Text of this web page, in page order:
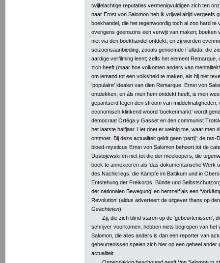
twijfelachtige reputaties vermenigvuldigen zich ten
naar Ernst von Salomon heb ik vrijwel altijd vergeefs
boekhandel, die het tegenwoordig toch al zoo hard te
overigens geenszins een verwijt van maken; boeken
niet via den boekhandel ontdekt; en zij worden
seizoensaanbieding, zooals genoemde Fallada, die
aardige verfilming leent; zelfs het element Remarque,
zich heeft (maar hoe volkomen anders van
om iemand tot een volksheld te maken, als hij niet
‘populaire’ idealen van dien Remarque. Ernst von
ontdekken, en áls men hem ontdekt heeft, is men
gepantserd tegen den stroom van middelmatigheden,
economisch klinkend woord ‘boekenmarkt’ wordt
democraat Ortéga y Gasset en den communist
het laatste halfjaar. Het doet er weinig toe, waar men
ontmoet. Bij deze actualiteit geldt geen ‘partij’; de ras-
bloed-mysticus Ernst von Salomon behoort tot de
Dostojewski en niet tot die der meeloopers, die
boek te annexeeren als ‘das dokumentarische Werk
des Nachkriegs, die Kämpfe im Baltikum und in
Entstehung der Freikorps, Bünde und
der nationalen Bewegung’ en hemzelf als een
Revolution’ (aldus adverteert de uitgever thans op
Geächteten).
Zij, die zich blind staren op de ‘gebeurtenissen’,
schrijver voorkomen, hebben niets begrepen van het
Salomon, die alles anders is dan een reporter van
gebeurtenissen spelen zich hier op een geheel ander
actualiteit.